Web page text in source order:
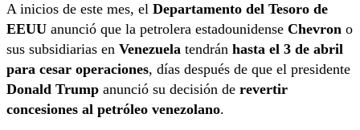
A inicios de este mes, el Departamento del Tesoro de
EEUU anunció que la petrolera estadounidense Chevron o
sus subsidiarias en Venezuela tendrán hasta el 3 de abril
para cesar operaciones, días después de que el presidente
Donald Trump anunció su decisión de revertir
concesiones al petróleo venezolano.